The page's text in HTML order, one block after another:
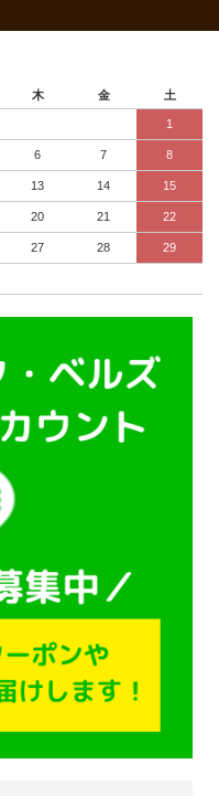
木 金 土
1
6 7 8
13 14 15
20 21 22
27 28 29